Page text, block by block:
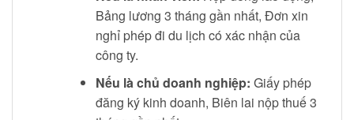
Bảng lương 3 tháng gần nhất, Đơn xin
nghỉ phép đi du lịch có xác nhận của
công ty.
Nếu là chủ doanh nghiệp: Giấy phép
đăng ký kinh doanh, Biên lai nộp thuế 3